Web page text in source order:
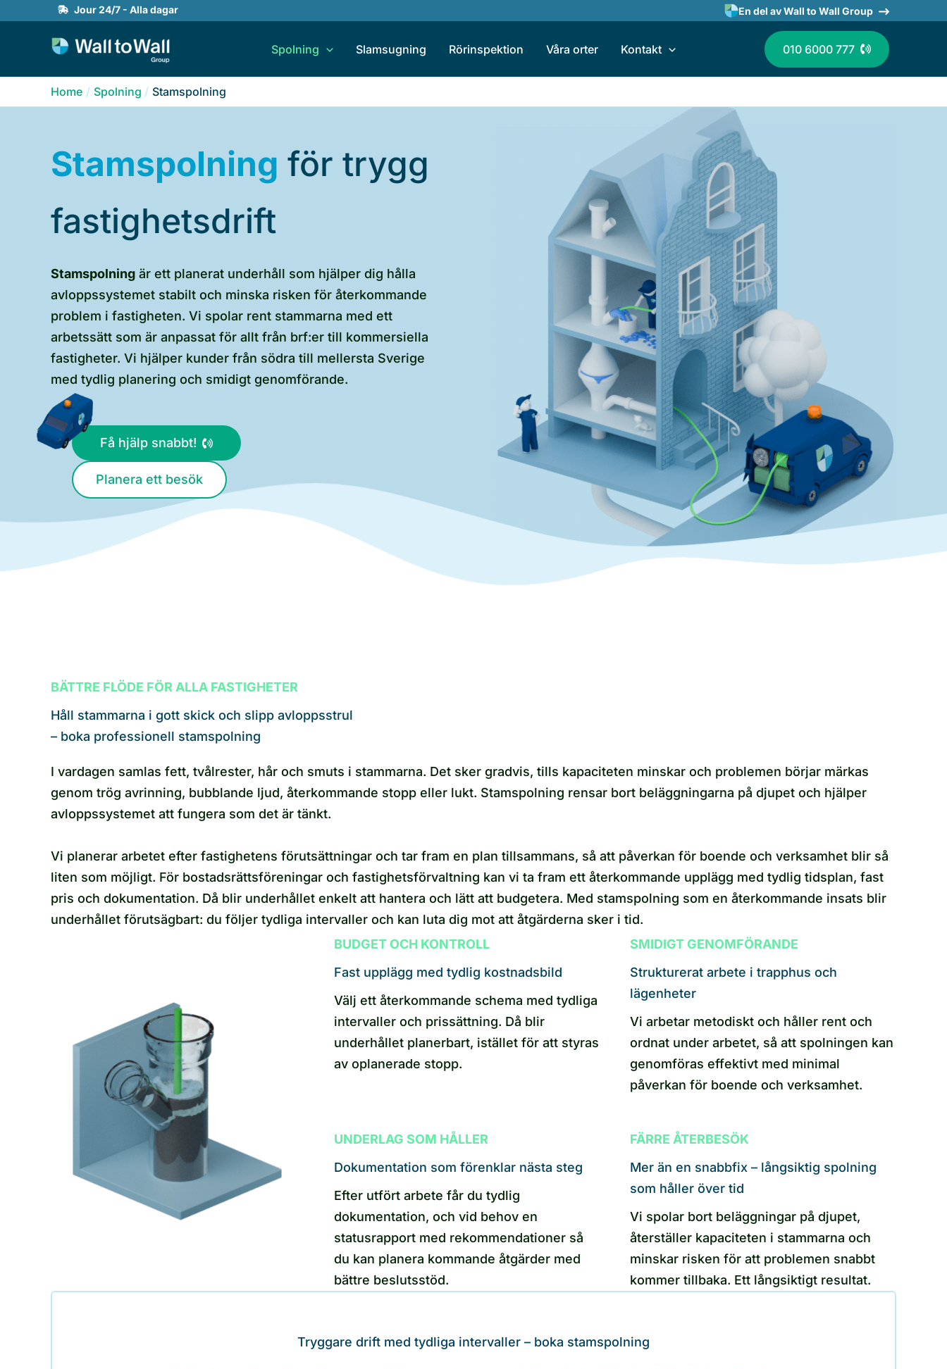
Jour 24/7 - Alla dagar En del av Wall to Wall Group
Spolning Slamsugning Rörinspektion Våra orter Kontakt 010 6000 777
Home Spolning Stamspolning
Stamspolning för trygg
fastighetsdrift
Stamspolning är ett planerat underhåll som hjälper dig hålla
avloppssystemet stabilt och minska risken för återkommande
problem i fastigheten. Vi spolar rent stammarna med ett
arbetssätt som är anpassat för allt från brf:er till kommersiella
fastigheter. Vi hjälper kunder från södra till mellersta Sverige
med tydlig planering och smidigt genomförande.
Få hjälp snabbt!
Planera ett besök
BÄTTRE FLÖDE FÖR ALLA FASTIGHETER
Håll stammarna i gott skick och slipp avloppsstrul
– boka professionell stamspolning
I vardagen samlas fett, tvålrester, hår och smuts i stammarna. Det sker gradvis, tills kapaciteten minskar och problemen börjar märkas
genom trög avrinning, bubblande ljud, återkommande stopp eller lukt. Stamspolning rensar bort beläggningarna på djupet och hjälper
avloppssystemet att fungera som det är tänkt.
Vi planerar arbetet efter fastighetens förutsättningar och tar fram en plan tillsammans, så att påverkan för boende och verksamhet blir så
liten som möjligt. För bostadsrättsföreningar och fastighetsförvaltning kan vi ta fram ett återkommande upplägg med tydlig tidsplan, fast
pris och dokumentation. Då blir underhållet enkelt att hantera och lätt att budgetera. Med stamspolning som en återkommande insats blir
underhållet förutsägbart: du följer tydliga intervaller och kan luta dig mot att åtgärderna sker i tid.
BUDGET OCH KONTROLL
Fast upplägg med tydlig kostnadsbild
Välj ett återkommande schema med tydliga
intervaller och prissättning. Då blir
underhållet planerbart, istället för att styras
av oplanerade stopp.
SMIDIGT GENOMFÖRANDE
Strukturerat arbete i trapphus och
lägenheter
Vi arbetar metodiskt och håller rent och
ordnat under arbetet, så att spolningen kan
genomföras effektivt med minimal
påverkan för boende och verksamhet.
UNDERLAG SOM HÅLLER
Dokumentation som förenklar nästa steg
Efter utfört arbete får du tydlig
dokumentation, och vid behov en
statusrapport med rekommendationer så
du kan planera kommande åtgärder med
bättre beslutsstöd.
FÄRRE ÅTERBESÖK
Mer än en snabbfix – långsiktig spolning
som håller över tid
Vi spolar bort beläggningar på djupet,
återställer kapaciteten i stammarna och
minskar risken för att problemen snabbt
kommer tillbaka. Ett långsiktigt resultat.
Tryggare drift med tydliga intervaller – boka stamspolning